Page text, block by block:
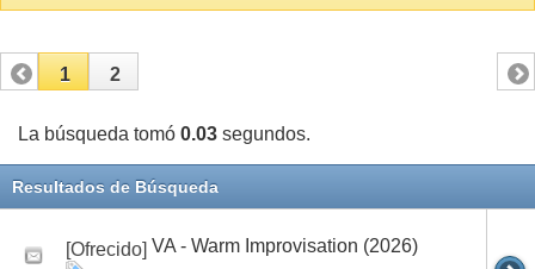
1 2
La búsqueda tomó 0.03 segundos.
Resultados de Búsqueda
[Ofrecido] VA - Warm Improvisation (2026)